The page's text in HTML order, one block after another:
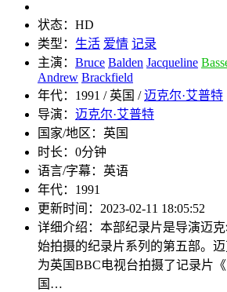
状态： HD
类型： 生活 爱情 记录
主演： Bruce Balden Jacqueline
Andrew Brackfield
年代： 1991 / 英国 /迈克尔·艾普特
导演： 迈克尔·艾普特
国家/地区： 英国
时长： 0分钟
语言/字幕： 英语
年代： 1991
更新时间： 2023-02-11 18:05:52
详细介绍： 本部纪录片是导演迈
始拍摄的纪录片系列的第五部。迈
为英国BBC电视台拍摄了记录片
国…